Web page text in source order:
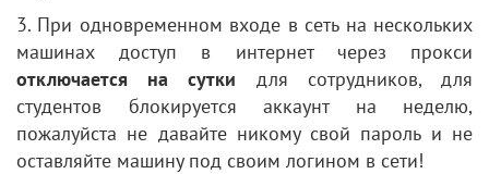
3. При одновременном входе в сеть на нескольких
машинах доступ в интернет через прокси
отключается на сутки для сотрудников, для
студентов блокируется аккаунт на неделю,
пожалуйста не давайте никому свой пароль и не
оставляйте машину под своим логином в сети!